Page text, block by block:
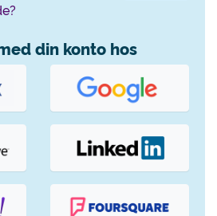
din konto hos